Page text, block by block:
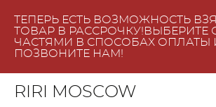
ТЕПЕРЬ ЕСТЬ ВОЗМОЖНОСТЬ
ТОВАР В РАССРОЧКУ!ВЫБЕРИТЕ
ЧАСТЯМИ В СПОСОБАХ ОПЛАТЫ
ПОЗВОНИТЕ НАМ!
RIRI MOSCOW